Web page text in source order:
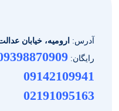
آدرس: ارومیه، خیابان
رایگان:
09142109941
02191095163